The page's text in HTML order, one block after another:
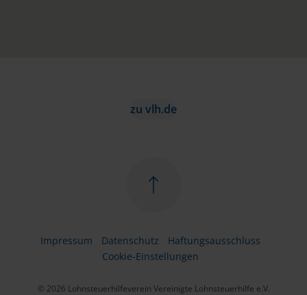
zu vlh.de
Impressum Datenschutz
Haftungsausschluss
Cookie-Einstellungen
© 2026 Lohnsteuerhilfeverein Vereinigte Lohnsteuerhilfe e.V.